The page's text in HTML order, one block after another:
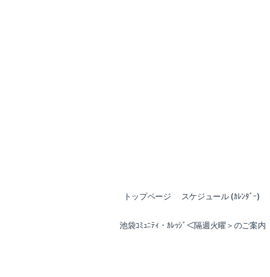
トップページ スケジュール (ｶﾚﾝﾀﾞｰ)
池袋ｺﾐｭﾆﾃｨ・ｶﾚｯｼﾞ＜隔週火曜＞のご案内